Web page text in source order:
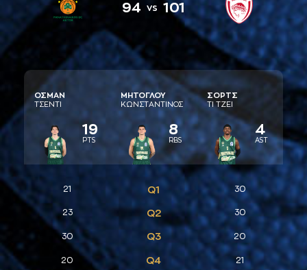
94 vs 101
ΟΣΜAΝ
ΤΣΕΝΤΙ
19
PTS
ΜΗΤΟΓΛΟΥ
ΚΩΝΣΤAΝΤΙΝΟΣ
8
RBS
ΣΟΡΤΣ
ΤΙ ΤΖΕΙ
4
AST
21 Q1 30
23 Q2 30
30 Q3 20
20 Q4 21